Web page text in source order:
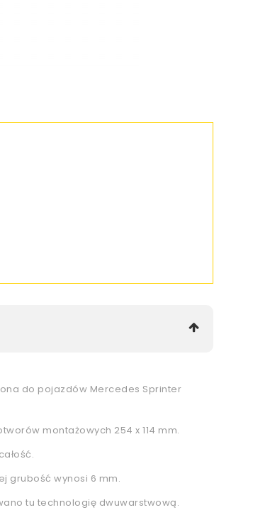
do pojazdów Mercedes Sprinter
montażowych 254 x 114 mm.
grubość wynosi 6 mm.
tu technologię dwuwarstwową.